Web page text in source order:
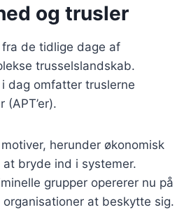
og trusler
de tidlige dage af
trusselslandskab.
dag omfatter truslerne
herunder økonomisk
bryde ind i systemer.
grupper opererer nu på
at beskytte sig.